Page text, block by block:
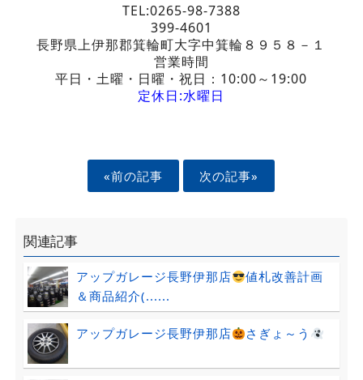
TEL:0265-98-7388
399-4601
長野県上伊那郡箕輪町大字中箕輪８９５８－１
営業時間
平日・土曜・日曜・祝日：10:00～19:00
定休日:水曜日
«前の記事 次の記事»
関連記事
アップガレージ長野伊那店
値札改善計画
＆商品紹介(......
アップガレージ長野伊那店 さぎょ～う